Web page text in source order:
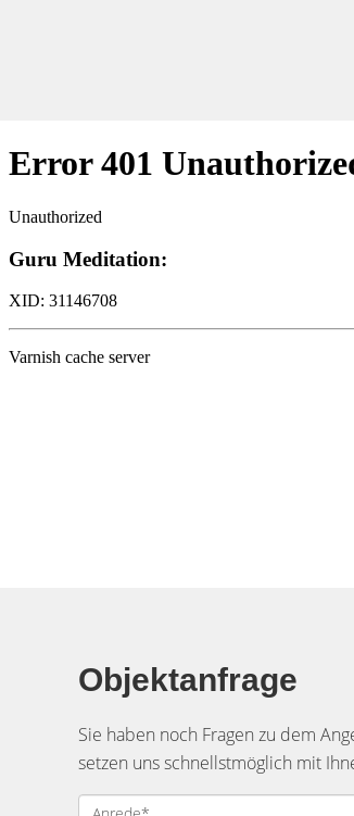
Objektanfrage
Sie haben noch Fragen zu dem
setzen uns schnellstmöglich mit